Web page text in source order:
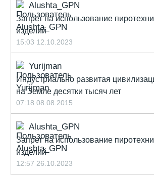
Alushta_GPN
Запрет на использование
изделий
15:03 12.10.2023
Yurijman
Индустриально развитая
на Земле десятки тысяч лет
07:18 08.08.2015
Alushta_GPN
Запрет на использование
изделий
12:57 26.10.2023